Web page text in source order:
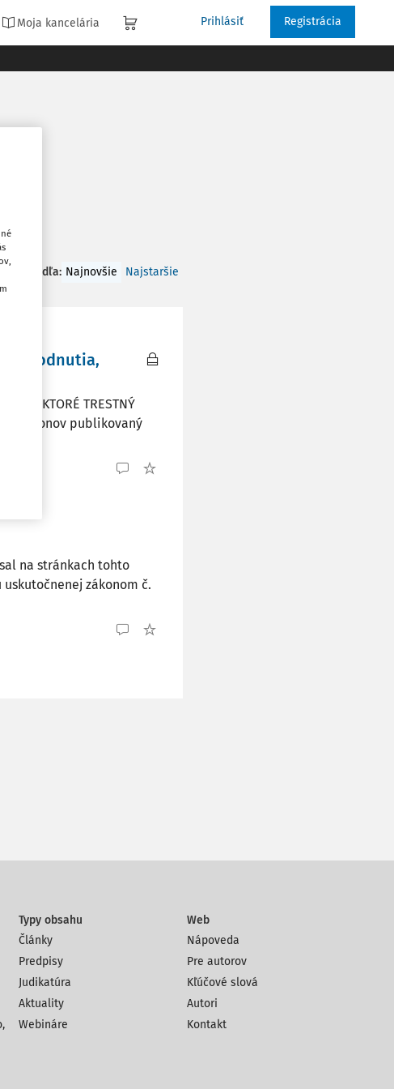
Moja kancelária Prihlásiť Registrácia
podľa: Najnovšie Najstaršie
rozhodnutia,
KTORÉ TRESTNÝ
zákonov publikovaný
na stránkach tohto
uskutočnenej zákonom č.
Typy obsahu
Články
Predpisy
Judikatúra
Aktuality
Webináre
Web
Nápoveda
Pre autorov
Kľúčové slová
Autori
Kontakt